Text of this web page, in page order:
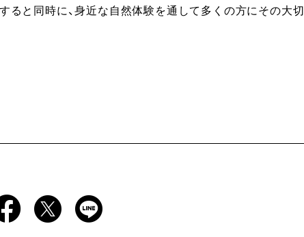
ると同時に、身近な自然体験を通して多くの方にその大切